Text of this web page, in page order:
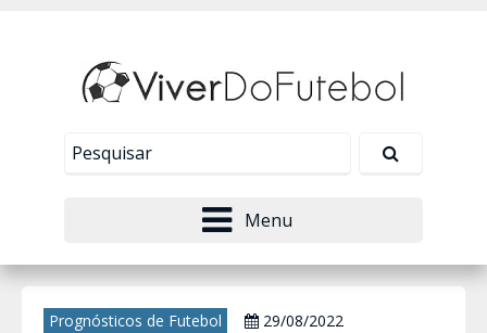
Menu
Prognósticos de Futebol
29/08/2022